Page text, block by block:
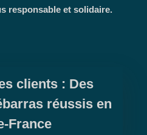
responsable et solidaire.
clients : Des
réussis en
France